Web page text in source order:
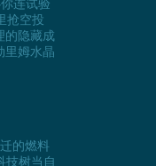
连试验
抢空投
的隐藏成
里姆水晶
的燃料
技树当自